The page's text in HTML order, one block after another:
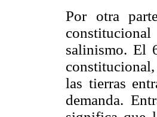
Por otra
salinismo. El
constitucional,
las tierras
demanda.